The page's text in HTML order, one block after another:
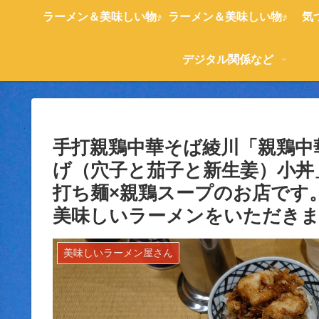
ラーメン＆美味しい物♪ ラーメン＆美味しい物♪ 気
デジタル関係など
手打親鶏中華そば綾川「親鶏
げ（穴子と茄子と新生姜）小
打ち麺×親鶏スープのお店です
美味しいラーメンをいただき
美味しいラーメン屋さん